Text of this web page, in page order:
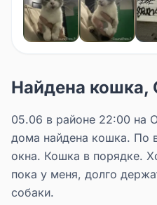
Найдена кошка,
05.06 в районе 22:00 на
дома найдена кошка. По
окна. Кошка в порядке.
пока у меня, долго
собаки.